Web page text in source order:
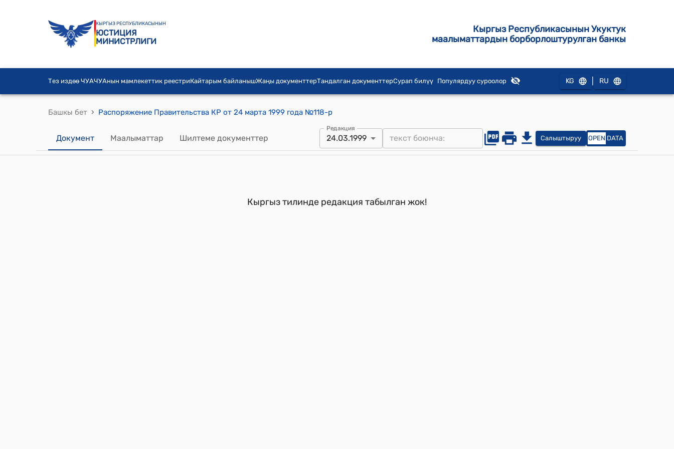
КЫРГЫЗ РЕСПУБЛИКАСЫНЫН
ЮСТИЦИЯ
МИНИСТРЛИГИ
Кыргыз Республикасынын Укуктук
маалыматтардын борборлоштурулган банкы
Тез издөө ЧУАЧУАнын мамлекеттик реестриКайтарым байланышЖаңы документтерТандалган документтерСурап билүү Популярдуу суроолор KG RU
Башкы бет › Распоряжение Правительства КР от 24 марта 1999 года №118-р
Документ Маалыматтар Шилтеме документтер
Редакция
24.03.1999 Салыштыруу OPEN DATA
Кыргыз тилинде редакция табылган жок!